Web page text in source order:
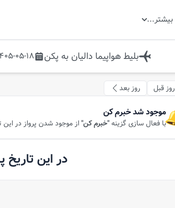
بیشتر...
بلیط هواپیما دالیان به پکن 05-18
روز قبل روز بعد
موجود شد خبرم کن
با فعال سازی گزینه"خبرم کن"از موجود شدن پرواز در
در این